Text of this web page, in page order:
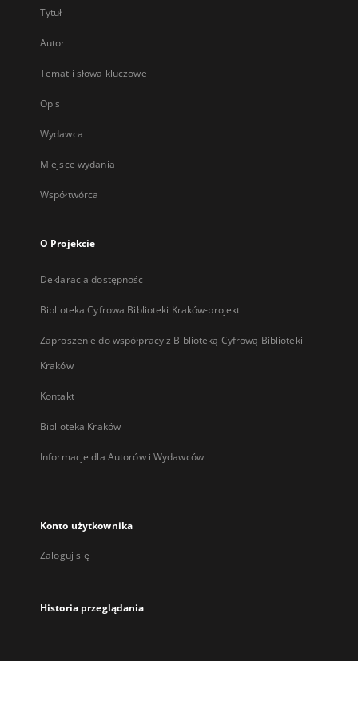
Tytuł
Autor
Temat i słowa kluczowe
Opis
Wydawca
Miejsce wydania
Współtwórca
O Projekcie
Deklaracja dostępności
Biblioteka Cyfrowa Biblioteki Kraków-projekt
Zaproszenie do współpracy z Biblioteką Cyfrową Biblioteki
Kraków
Kontakt
Biblioteka Kraków
Informacje dla Autorów i Wydawców
Konto użytkownika
Zaloguj się
Historia przeglądania